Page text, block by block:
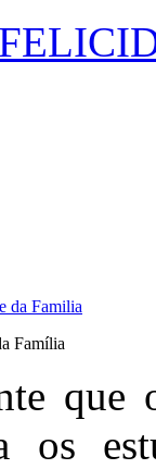
Família
que
os